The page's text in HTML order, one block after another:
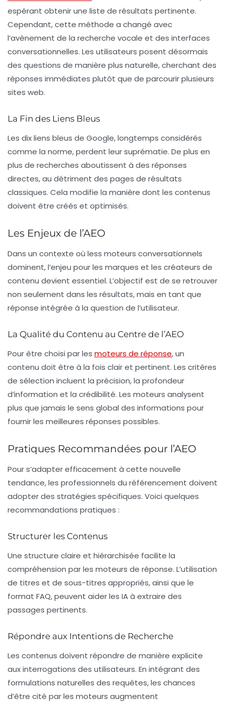
espérant obtenir une liste de résultats pertinente.
Cependant, cette méthode a changé avec
l’avènement de la recherche vocale et des interfaces
conversationnelles. Les utilisateurs posent désormais
des questions de manière plus naturelle, cherchant des
réponses immédiates plutôt que de parcourir plusieurs
sites web.
La Fin des Liens Bleus
Les dix liens bleus de Google, longtemps considérés
comme la norme, perdent leur suprématie. De plus en
plus de recherches aboutissent à des réponses
directes, au détriment des pages de résultats
classiques. Cela modifie la manière dont les contenus
doivent être créés et optimisés.
Les Enjeux de l’AEO
Dans un contexte où less moteurs conversationnels
dominent, l’enjeu pour les marques et les créateurs de
contenu devient essentiel. L’objectif est de se retrouver
non seulement dans les résultats, mais en tant que
réponse intégrée à la question de l’utilisateur.
La Qualité du Contenu au Centre de l’AEO
Pour être choisi par les moteurs de réponse, un
contenu doit être à la fois clairet pertinent. Les critères
de sélection incluent la précision, la profondeur
d’information et la crédibilité. Les moteurs analysent
plus que jamais le sens global des informations pour
fournir les meilleures réponses possibles.
Pratiques Recommandées pour l’AEO
Pour s’adapter efficacement à cette nouvelle
tendance, les professionnels du référencement doivent
adopter des stratégies spécifiques. Voici quelques
recommandations pratiques :
Structurer les Contenus
Une structure claire et hiérarchisée facilite la
compréhension par les moteurs de réponse. L’utilisation
de titres et de sous-titres appropriés, ainsi que le
format FAQ, peuvent aider les IA à extraire des
passages pertinents.
Répondre aux Intentions de Recherche
Les contenus doivent répondre de manière explicite
aux interrogations des utilisateurs. En intégrant des
formulations naturelles des requêtes, les chances
d’être cité par les moteurs augmentent